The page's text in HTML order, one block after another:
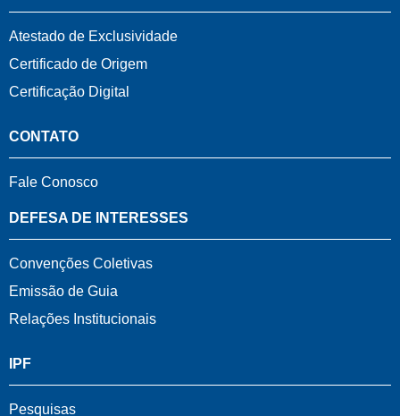
Atestado de Exclusividade
Certificado de Origem
Certificação Digital
CONTATO
Fale Conosco
DEFESA DE INTERESSES
Convenções Coletivas
Emissão de Guia
Relações Institucionais
IPF
Pesquisas